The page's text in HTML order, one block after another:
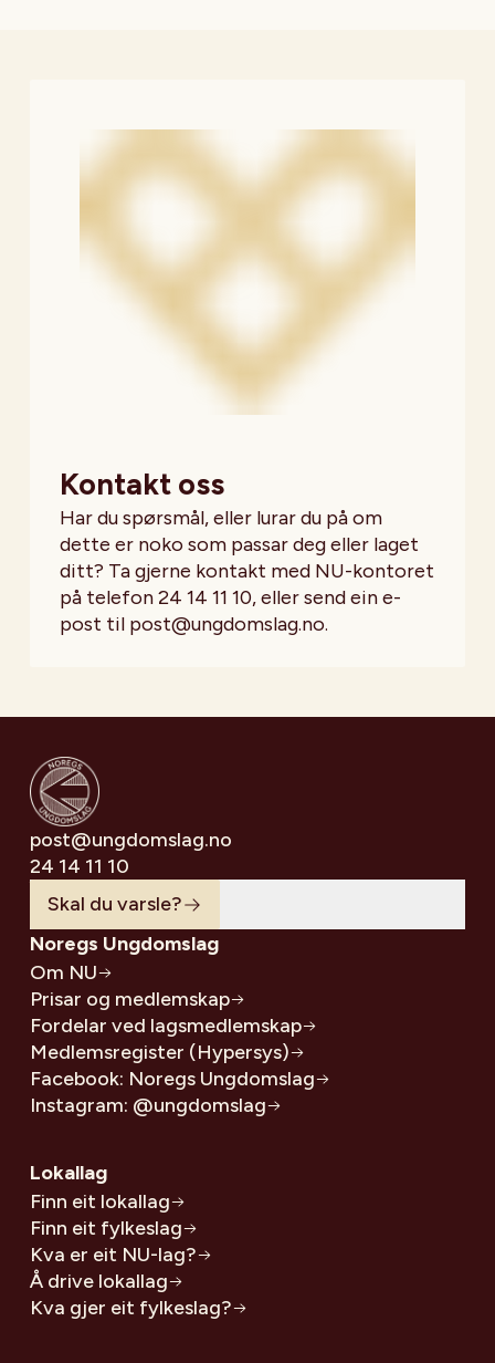
Kontakt oss
Har du spørsmål, eller lurar du på om
dette er noko som passar deg eller laget
ditt? Ta gjerne kontakt med NU-kontoret
på telefon 24 14 11 10, eller send ein e-
post til post@ungdomslag.no.
post@ungdomslag.no
24 14 11 10
Skal du varsle?
Noregs Ungdomslag
Om NU
Prisar og medlemskap
Fordelar ved lagsmedlemskap
Medlemsregister (Hypersys)
Facebook: Noregs Ungdomslag
Instagram: @ungdomslag
Lokallag
Finn eit lokallag
Finn eit fylkeslag
Kva er eit NU-lag?
Å drive lokallag
Kva gjer eit fylkeslag?